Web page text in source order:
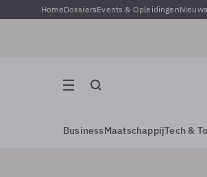
HomeDossiersEvents & Opleidingen
BusinessMaatschappijTech &